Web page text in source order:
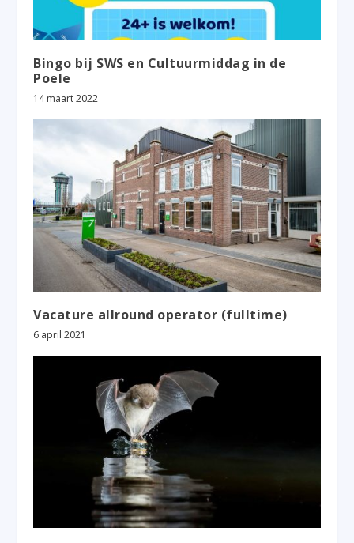
Bingo bij SWS en Cultuurmiddag in de
Poele
14 maart 2022
Vacature allround operator (fulltime)
6 april 2021